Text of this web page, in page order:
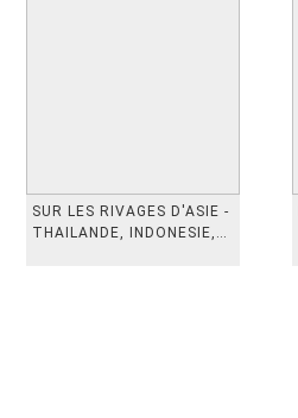
SUR LES RIVAGES D'ASIE -
THAILANDE, INDONESIE,